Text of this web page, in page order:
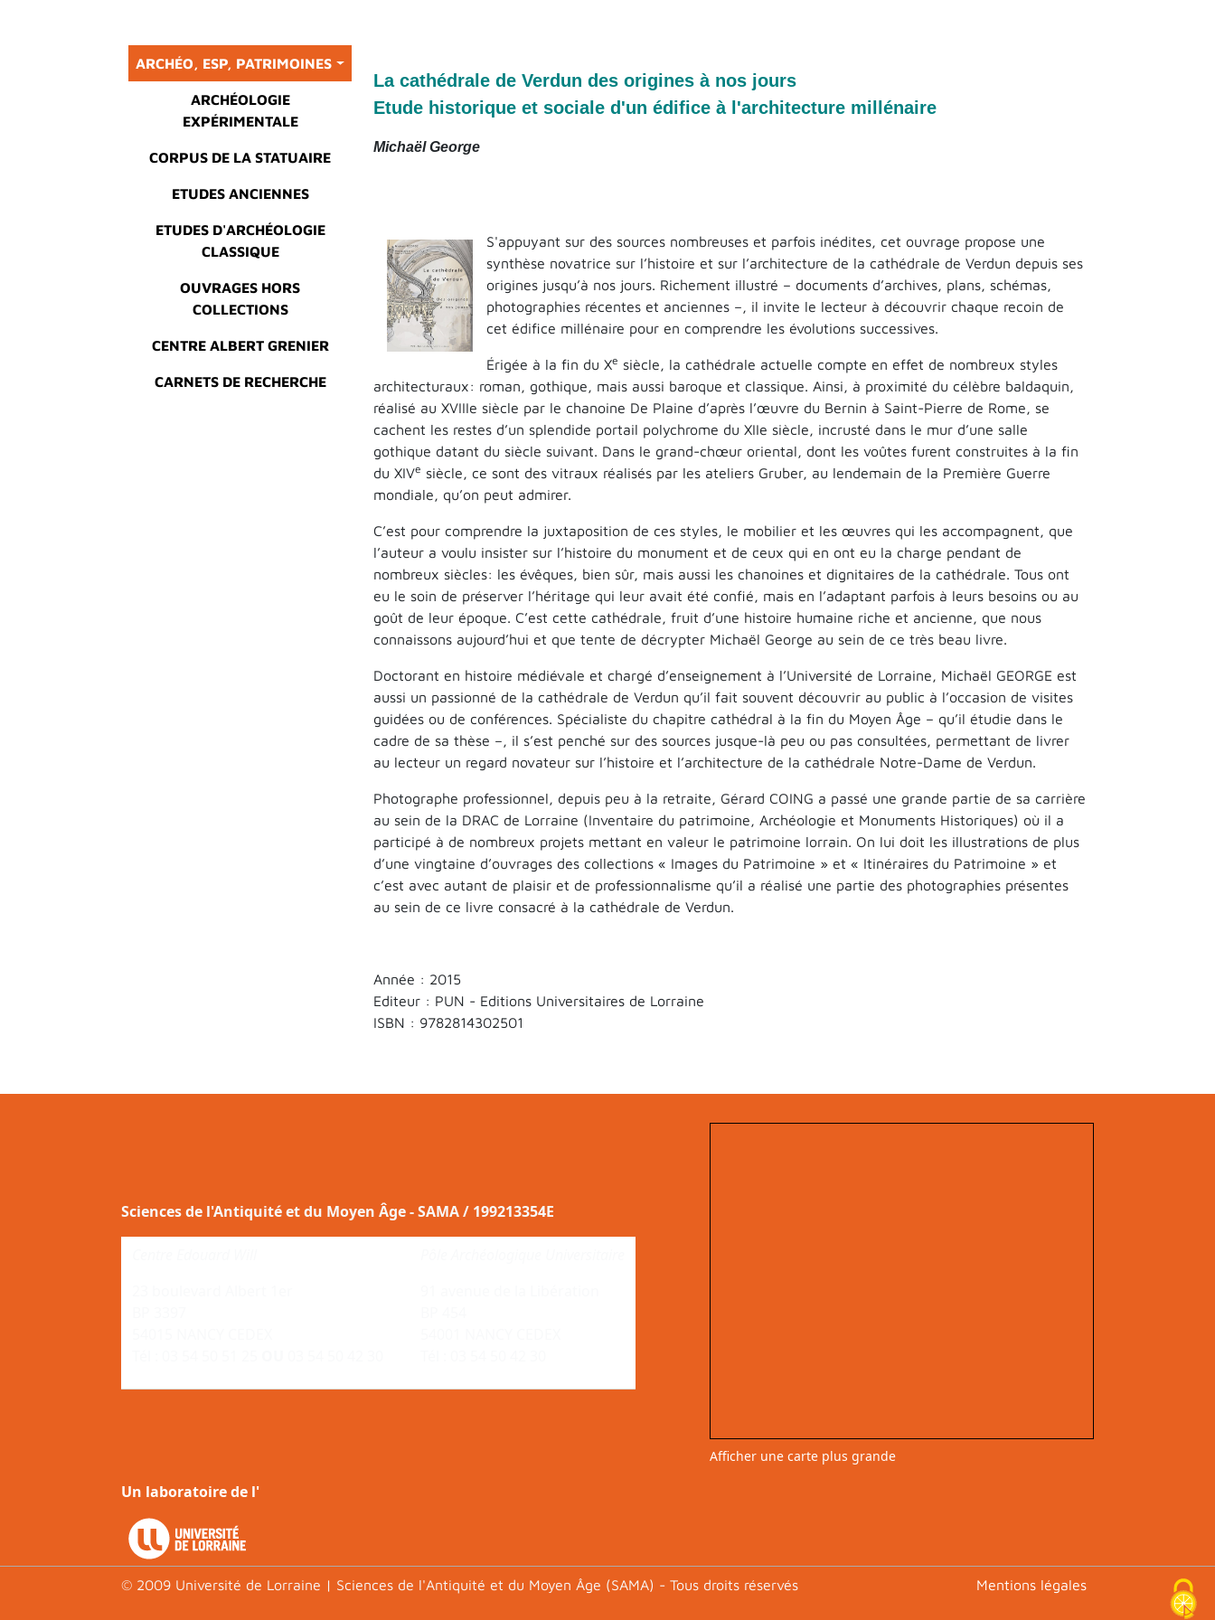
Main menu
ARCHÉO, ESP, PATRIMOINES
ARCHÉOLOGIE
EXPÉRIMENTALE
CORPUS DE LA STATUAIRE
ETUDES ANCIENNES
ETUDES D'ARCHÉOLOGIE
CLASSIQUE
OUVRAGES HORS
COLLECTIONS
CENTRE ALBERT GRENIER
CARNETS DE RECHERCHE
La cathédrale de Verdun des origines à nos jours
Etude historique et sociale d'un édifice à l'architecture millénaire
Michaël George
S'appuyant sur des sources nombreuses et parfois inédites, cet ouvrage propose une
synthèse novatrice sur l’histoire et sur l’architecture de la cathédrale de Verdun depuis ses
origines jusqu’à nos jours. Richement illustré – documents d’archives, plans, schémas,
photographies récentes et anciennes –, il invite le lecteur à découvrir chaque recoin de
cet édifice millénaire pour en comprendre les évolutions successives.
Érigée à la fin du Xe siècle, la cathédrale actuelle compte en effet de nombreux styles
architecturaux: roman, gothique, mais aussi baroque et classique. Ainsi, à proximité du célèbre baldaquin,
réalisé au XVIIIe siècle par le chanoine De Plaine d’après l’œuvre du Bernin à Saint-Pierre de Rome, se
cachent les restes d’un splendide portail polychrome du XIIe siècle, incrusté dans le mur d’une salle
gothique datant du siècle suivant. Dans le grand-chœur oriental, dont les voûtes furent construites à la fin
du XIVe siècle, ce sont des vitraux réalisés par les ateliers Gruber, au lendemain de la Première Guerre
mondiale, qu’on peut admirer.
C’est pour comprendre la juxtaposition de ces styles, le mobilier et les œuvres qui les accompagnent, que
l’auteur a voulu insister sur l’histoire du monument et de ceux qui en ont eu la charge pendant de
nombreux siècles: les évêques, bien sûr, mais aussi les chanoines et dignitaires de la cathédrale. Tous ont
eu le soin de préserver l’héritage qui leur avait été confié, mais en l’adaptant parfois à leurs besoins ou au
goût de leur époque. C’est cette cathédrale, fruit d’une histoire humaine riche et ancienne, que nous
connaissons aujourd’hui et que tente de décrypter Michaël George au sein de ce très beau livre.
Doctorant en histoire médiévale et chargé d’enseignement à l’Université de Lorraine, Michaël GEORGE est
aussi un passionné de la cathédrale de Verdun qu’il fait souvent découvrir au public à l’occasion de visites
guidées ou de conférences. Spécialiste du chapitre cathédral à la fin du Moyen Âge – qu’il étudie dans le
cadre de sa thèse –, il s’est penché sur des sources jusque-là peu ou pas consultées, permettant de livrer
au lecteur un regard novateur sur l’histoire et l’architecture de la cathédrale Notre-Dame de Verdun.
Photographe professionnel, depuis peu à la retraite, Gérard COING a passé une grande partie de sa carrière
au sein de la DRAC de Lorraine (Inventaire du patrimoine, Archéologie et Monuments Historiques) où il a
participé à de nombreux projets mettant en valeur le patrimoine lorrain. On lui doit les illustrations de plus
d’une vingtaine d’ouvrages des collections « Images du Patrimoine » et « Itinéraires du Patrimoine » et
c’est avec autant de plaisir et de professionnalisme qu’il a réalisé une partie des photographies présentes
au sein de ce livre consacré à la cathédrale de Verdun.
Année : 2015
Editeur : PUN - Editions Universitaires de Lorraine
ISBN : 9782814302501
Sciences de l'Antiquité et du Moyen Âge - SAMA / 199213354E
Afficher une carte plus grande
Un laboratoire de l'
© 2009 Université de Lorraine | Sciences de l'Antiquité et du Moyen Âge (SAMA) - Tous droits réservés Footer
Mentions légales